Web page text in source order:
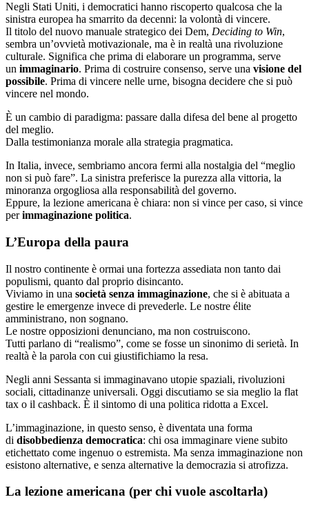
Negli Stati Uniti, i democratici hanno riscoperto qualcosa che la
sinistra europea ha smarrito da decenni: la volontà di vincere.
Il titolo del nuovo manuale strategico dei Dem, Deciding to Win,
sembra un’ovvietà motivazionale, ma è in realtà una rivoluzione
culturale. Significa che prima di elaborare un programma, serve
un immaginario. Prima di costruire consenso, serve una visione del
possibile. Prima di vincere nelle urne, bisogna decidere che si può
vincere nel mondo.
È un cambio di paradigma: passare dalla difesa del bene al progetto
del meglio.
Dalla testimonianza morale alla strategia pragmatica.
In Italia, invece, sembriamo ancora fermi alla nostalgia del “meglio
non si può fare”. La sinistra preferisce la purezza alla vittoria, la
minoranza orgogliosa alla responsabilità del governo.
Eppure, la lezione americana è chiara: non si vince per caso, si vince
perimmaginazione politica.
L’Europa della paura
Il nostro continente è ormai una fortezza assediata non tanto dai
populismi, quanto dal proprio disincanto.
Viviamo in una società senza immaginazione, che si è abituata a
gestire le emergenze invece di prevederle. Le nostre élite
amministrano, non sognano.
Le nostre opposizioni denunciano, ma non costruiscono.
Tutti parlano di “realismo”, come se fosse un sinonimo di serietà. In
realtà è la parola con cui giustifichiamo la resa.
Negli anni Sessanta si immaginavano utopie spaziali, rivoluzioni
sociali, cittadinanze universali. Oggi discutiamo se sia meglio la flat
tax o il cashback. È il sintomo di una politica ridotta a Excel.
L’immaginazione, in questo senso, è diventata una forma
di disobbedienza democratica: chi osa immaginare viene subito
etichettato come ingenuo o estremista. Ma senza immaginazione non
esistono alternative, e senza alternative la democrazia si atrofizza.
La lezione americana (per chi vuole ascoltarla)